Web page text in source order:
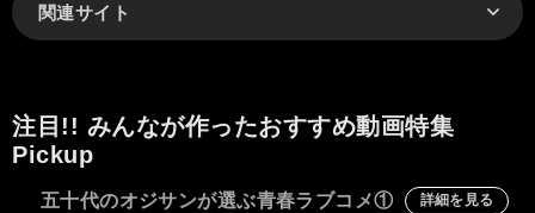
関連サイト
注目!! みんなが作ったおすすめ動画特集
Pickup
五十代のオジサンが選ぶ青春ラブコメ① 詳細を見る